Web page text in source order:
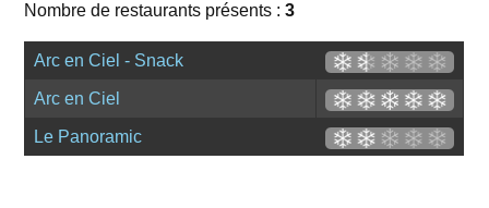
Nombre de restaurants présents :3
Arc en Ciel - Snack
Arc en Ciel
Le Panoramic